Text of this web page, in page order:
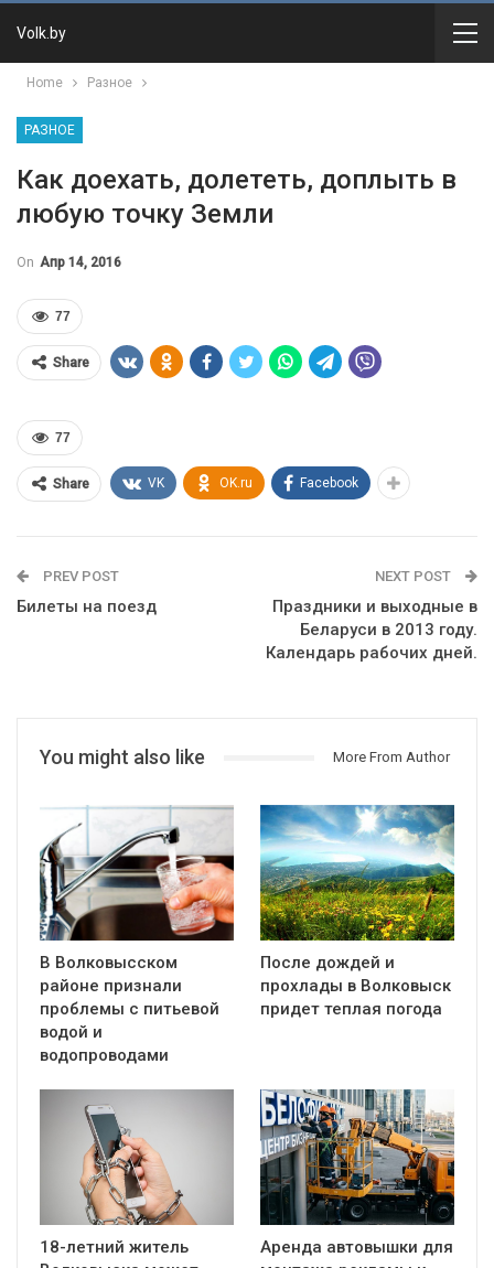
Volk.by
Home Разное
РАЗНОЕ
Как доехать, долететь, доплыть в
любую точку Земли
On Апр 14, 2016
77
Share
77
Share VK OK.ru Facebook
PREV POST
Билеты на поезд
NEXT POST
Праздники и выходные в
Беларуси в 2013 году.
Календарь рабочих дней.
You might also like More From Author
В Волковысском
районе признали
проблемы с питьевой
водой и
водопроводами
После дождей и
прохлады в Волковыск
придет теплая погода
18-летний житель
Аренда автовышки для